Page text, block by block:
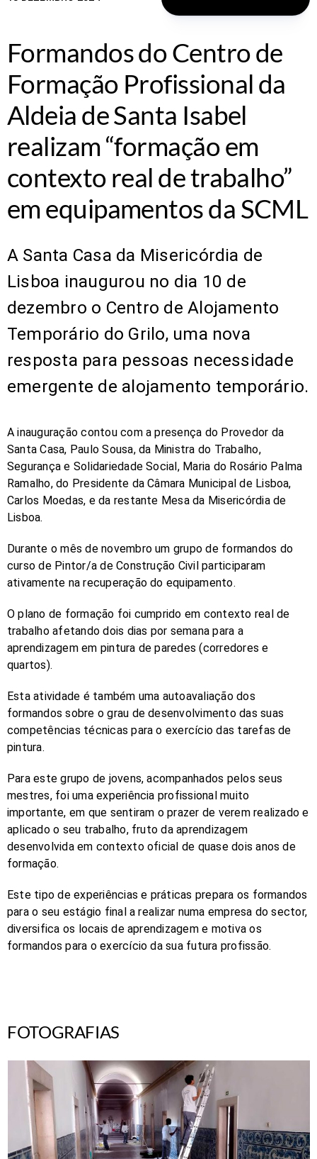
Formandos do Centro de
Formação Profissional da
Aldeia de Santa Isabel
realizam “formação em
contexto real de trabalho”
em equipamentos da SCML
A Santa Casa da Misericórdia de
Lisboa inaugurou no dia 10 de
dezembro o Centro de Alojamento
Temporário do Grilo, uma nova
resposta para pessoas necessidade
emergente de alojamento temporário.
A inauguração contou com a presença do Provedor da
Santa Casa, Paulo Sousa, da Ministra do Trabalho,
Segurança e Solidariedade Social, Maria do Rosário Palma
Ramalho, do Presidente da Câmara Municipal de Lisboa,
Carlos Moedas, e da restante Mesa da Misericórdia de
Lisboa.
Durante o mês de novembro um grupo de formandos do
curso de Pintor/a de Construção Civil participaram
ativamente na recuperação do equipamento.
O plano de formação foi cumprido em contexto real de
trabalho afetando dois dias por semana para a
aprendizagem em pintura de paredes (corredores e
quartos).
Esta atividade é também uma autoavaliação dos
formandos sobre o grau de desenvolvimento das suas
competências técnicas para o exercício das tarefas de
pintura.
Para este grupo de jovens, acompanhados pelos seus
mestres, foi uma experiência profissional muito
importante, em que sentiram o prazer de verem realizado e
aplicado o seu trabalho, fruto da aprendizagem
desenvolvida em contexto oficial de quase dois anos de
formação.
Este tipo de experiências e práticas prepara os formandos
para o seu estágio final a realizar numa empresa do sector,
diversifica os locais de aprendizagem e motiva os
formandos para o exercício da sua futura profissão.
FOTOGRAFIAS